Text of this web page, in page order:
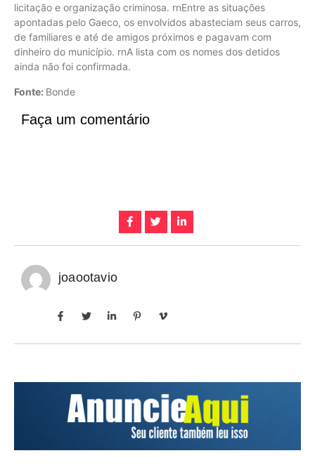
licitação e organização criminosa. rnEntre as situações
apontadas pelo Gaeco, os envolvidos abasteciam seus carros,
de familiares e até de amigos próximos e pagavam com
dinheiro do município. rnA lista com os nomes dos detidos
ainda não foi confirmada.
Fonte: Bonde
Faça um comentário
joaootavio